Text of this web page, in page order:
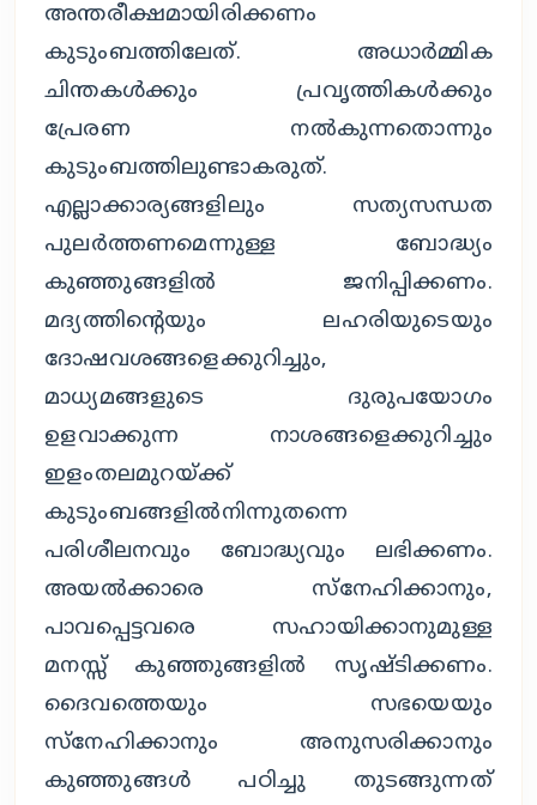
അന്തരീക്ഷമായിരിക്കണം
കുടുംബത്തിലേത്. അധാര്‍മ്മിക
ചിന്തകള്‍ക്കും പ്രവൃത്തികള്‍ക്കും
പ്രേരണ നല്‍കുന്നതൊന്നും
കുടുംബത്തിലുണ്ടാകരുത്.
എല്ലാക്കാര്യങ്ങളിലും സത്യസന്ധത
പുലര്‍ത്തണമെന്നുള്ള ബോദ്ധ്യം
കുഞ്ഞുങ്ങളില്‍ ജനിപ്പിക്കണം.
മദ്യത്തിന്റെയും ലഹരിയുടെയും
ദോഷവശങ്ങളെക്കുറിച്ചും,
മാധ്യമങ്ങളുടെ ദുരുപയോഗം
ഉളവാക്കുന്ന നാശങ്ങളെക്കുറിച്ചും
ഇളംതലമുറയ്ക്ക്
കുടുംബങ്ങളില്‍നിന്നുതന്നെ
പരിശീലനവും ബോദ്ധ്യവും ലഭിക്കണം.
അയല്‍ക്കാരെ സ്‌നേഹിക്കാനും,
പാവപ്പെട്ടവരെ സഹായിക്കാനുമുള്ള
മനസ്സ് കുഞ്ഞുങ്ങളില്‍ സൃഷ്ടിക്കണം.
ദൈവത്തെയും സഭയെയും
സ്‌നേഹിക്കാനും അനുസരിക്കാനും
കുഞ്ഞുങ്ങള്‍ പഠിച്ചു തുടങ്ങുന്നത്